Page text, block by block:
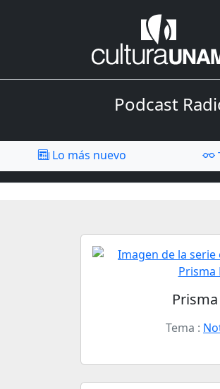
Podcast
Lo más nuevo
Prisma
Tema :